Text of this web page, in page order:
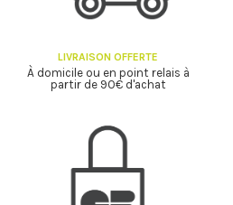
LIVRAISON OFFERTE
À domicile ou en point relais à
partir de 90€ d'achat